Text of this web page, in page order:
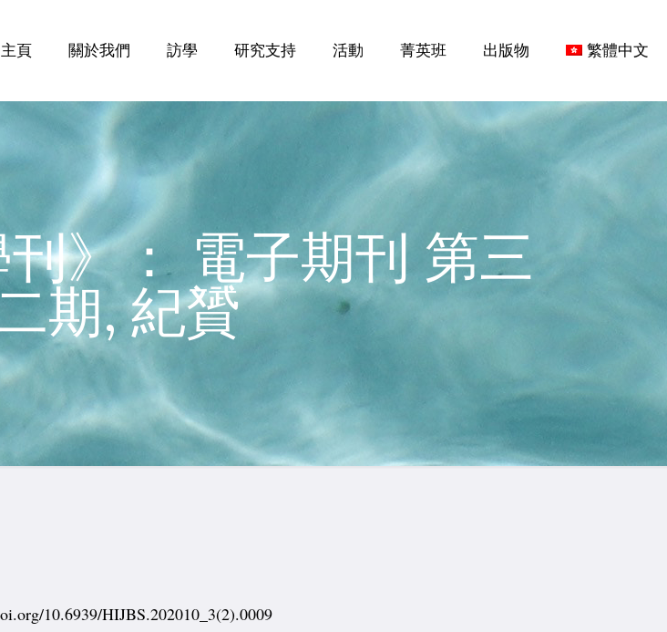
主頁 關於我們 訪學 研究支持 活動 菁英班 出版物 繁體中文
》： 電子期刊 第三
期, 紀贇
10.6939/HIJBS.202010_3(2).0009